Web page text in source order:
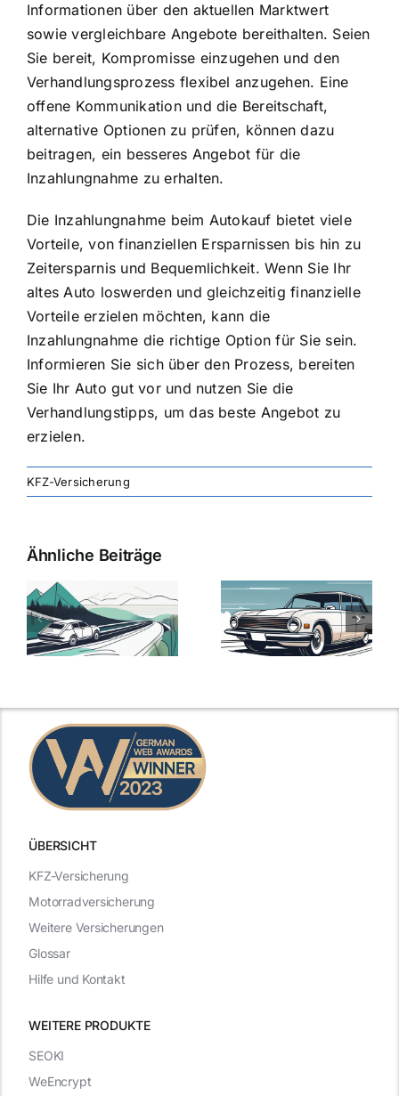
Informationen über den aktuellen Marktwert
sowie vergleichbare Angebote bereithalten. Seien
Sie bereit, Kompromisse einzugehen und den
Verhandlungsprozess flexibel anzugehen. Eine
offene Kommunikation und die Bereitschaft,
alternative Optionen zu prüfen, können dazu
beitragen, ein besseres Angebot für die
Inzahlungnahme zu erhalten.
Die Inzahlungnahme beim Autokauf bietet viele
Vorteile, von finanziellen Ersparnissen bis hin zu
Zeitersparnis und Bequemlichkeit. Wenn Sie Ihr
altes Auto loswerden und gleichzeitig finanzielle
Vorteile erzielen möchten, kann die
Inzahlungnahme die richtige Option für Sie sein.
Informieren Sie sich über den Prozess, bereiten
Sie Ihr Auto gut vor und nutzen Sie die
Verhandlungstipps, um das beste Angebot zu
erzielen.
KFZ-Versicherung
Ähnliche Beiträge
Versicherung:
Günstige Kfz-
Versicherungstarife
mit Top-
Kfz-
Die besten
Angebote im
ÜBERSICHT
WEITERE PRODUKTE
KFZ-Versicherung
Motorradversicherung
Weitere Versicherungen
Glossar
Hilfe und Kontakt
SEOKI
WeEncrypt